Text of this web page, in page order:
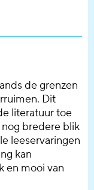
de grenzen
Dit
literatuur toe
bredere blik
leeservaringen
kan
en mooi van